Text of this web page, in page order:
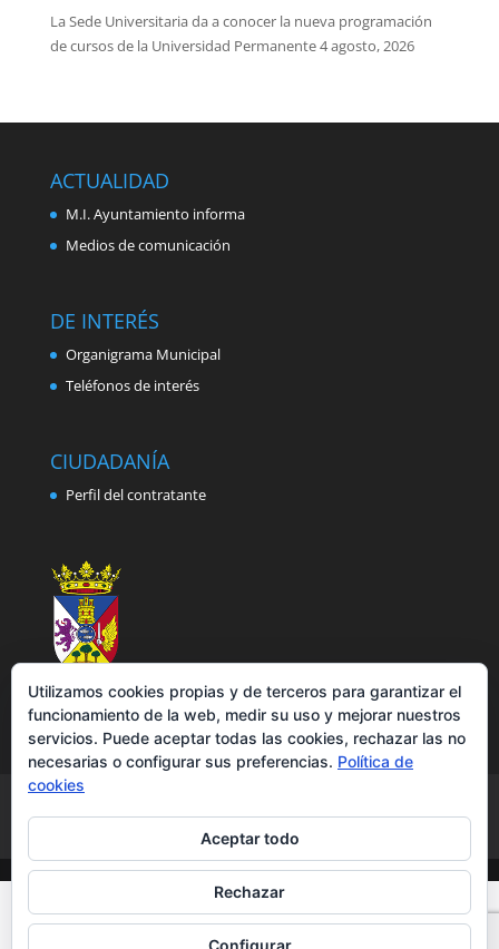
La Sede Universitaria da a conocer la nueva programación
de cursos de la Universidad Permanente4 agosto, 2026
ACTUALIDAD
M.I. Ayuntamiento informa
Medios de comunicación
DE INTERÉS
Organigrama Municipal
Teléfonos de interés
CIUDADANÍA
Perfil del contratante
Política de cookies
Accesibilidad
Utilizamos cookies propias y de terceros para garantizar el
funcionamiento de la web, medir su uso y mejorar nuestros
servicios. Puede aceptar todas las cookies, rechazar las no
necesarias o configurar sus preferencias. Política de
cookies
Aceptar todo
Rechazar
Configurar